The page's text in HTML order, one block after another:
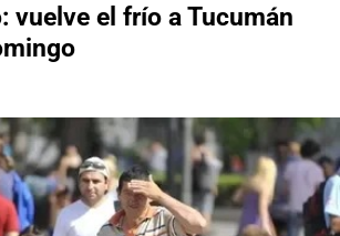
vuelve el frío a Tucumán